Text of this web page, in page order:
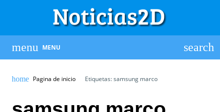
MENU
Pagina de inicio Etiquetas: samsung marco